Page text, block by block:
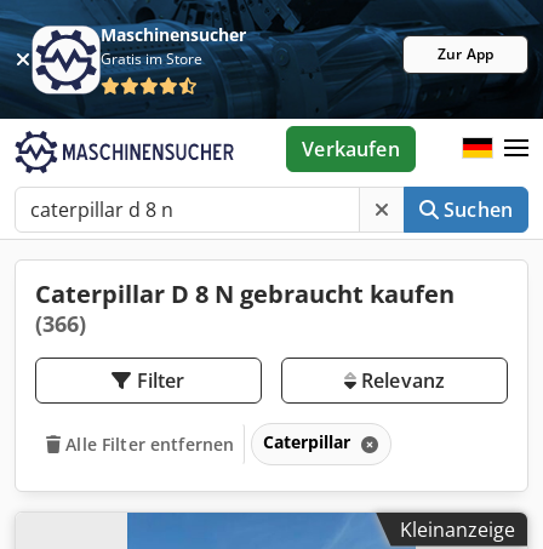
Maschinensucher
Gratis im Store Zur App
Suchen
Verkaufen
Caterpillar D 8 N gebraucht kaufen
(366)
Filter Relevanz
Alle Filter entfernen Caterpillar
Kleinanzeige